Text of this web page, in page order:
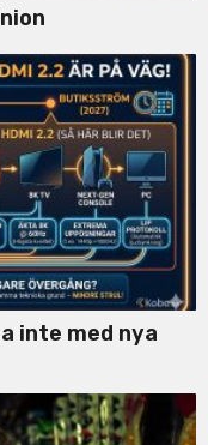
inte med nya